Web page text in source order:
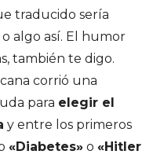
traducido sería
o algo así. El humor
también te digo.
corrió una
para elegir el
y entre los primeros
«Diabetes» o «Hitler